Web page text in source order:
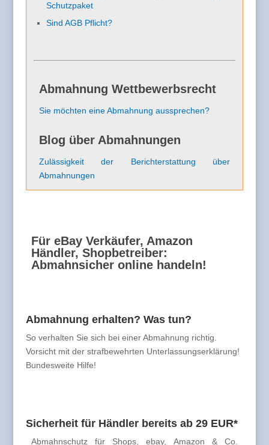
Schutzpaket
Sind AGB Pflicht?
Abmahnung Wettbewerbsrecht
Sie möchten eine Abmahnung aussprechen?
Blog über Abmahnungen
Zulässigkeit der Berichterstattung über
Abmahnungen
Für eBay Verkäufer, Amazon
Händler, Shopbetreiber:
Abmahnsicher online handeln!
Abmahnung erhalten? Was tun?
So verhalten Sie sich bei einer Abmahnung richtig.
Vorsicht mit der strafbewehrten Unterlassungserklärung!
Bundesweite Hilfe!
Sicherheit für Händler bereits ab 29 EUR*
Abmahnschutz für Shops, ebay, Amazon & Co.